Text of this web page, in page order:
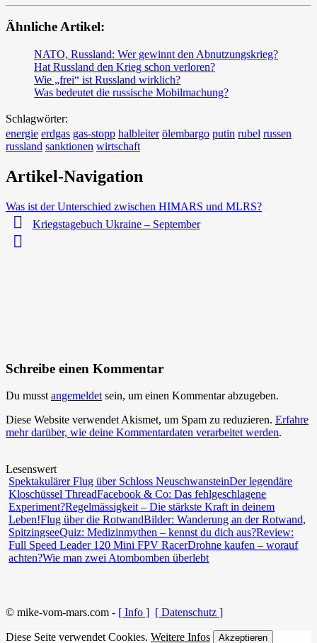
Ähnliche Artikel:
NATO, Russland: Wer gewinnt den Abnutzungskrieg?
Hat Russland den Krieg schon verloren?
Wie „frei“ ist Russland wirklich?
Was bedeutet die russische Mobilmachung?
Schlagwörter:
energie erdgas gas-stopp halbleiter ölembargo putin rubel russen
russland sanktionen wirtschaft
Artikel-Navigation
Was ist der Unterschied zwischen HIMARS und MLRS?
Kriegstagebuch Ukraine – September
Schreibe einen Kommentar
Du musst angemeldet sein, um einen Kommentar abzugeben.
Diese Website verwendet Akismet, um Spam zu reduzieren. Erfahre
mehr darüber, wie deine Kommentardaten verarbeitet werden.
Lesenswert
Spektakulärer Flug über Schloss NeuschwansteinDer legendäre
Kloschüssel ThreadFacebook & Co: Das fehlgeschlagene
Experiment?Regelmässigkeit – Die stärkste Kraft in deinem
Leben!Flug über die RotwandBilder: Wanderung an der Rotwand,
SpitzingseeQuiz: Medizinmythen – kennst du dich aus?Review:
Full Speed Leader 120 Mini FPV RacerDrohne kaufen – worauf
achten?Wie man zwei Atombomben überlebt
© mike-vom-mars.com - [ Info ] [ Datenschutz ]
Diese Seite verwendet Cookies. Weitere Infos Akzeptieren